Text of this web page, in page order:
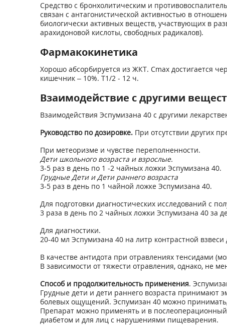
Средство с бронхолитическим и
связан с антагонистической активностью в
биологически активных веществ, участвующих в
арахидоновой кислоты, свободных радикалов).
Фармакокинетика
Хорошо абсорбируется из ЖКТ. Cmax достигается
кишечник – 10%. T1/2 - 12 ч.
Взаимодействие с другими
Взаимодействия Эспумизана 40 с другими
Руководство по дозировке. При отсутствии других
При метеоризме и чувстве переполненности.
Дети школьного возраста и взрослые.
3-5 раз в день по 1 -2 чайных ложки Эспумизана 40.
Грудные Дети и Дети раннего возраста
3-5 раз в день по 1 чайной ложке Эспумизана 40.
Для подготовки диагностических исследований с
3 раза в день по 2 чайных ложки Эспумизана 40 за
Для диагностики.
20-40 мл Эспумиэана 40 на литр контрастной
В качестве антидота при отравлениях тенсидами
В зависимости от тяжести отравления, однако, не
Способ и продолжительность применения.
Грудные дети и дети раннего возраста принимают
болевых ощущений. Эспумизан 40 можно принимать,
Препарат можно применять и в
диабетом и для лиц с нарушениями пищеварения.